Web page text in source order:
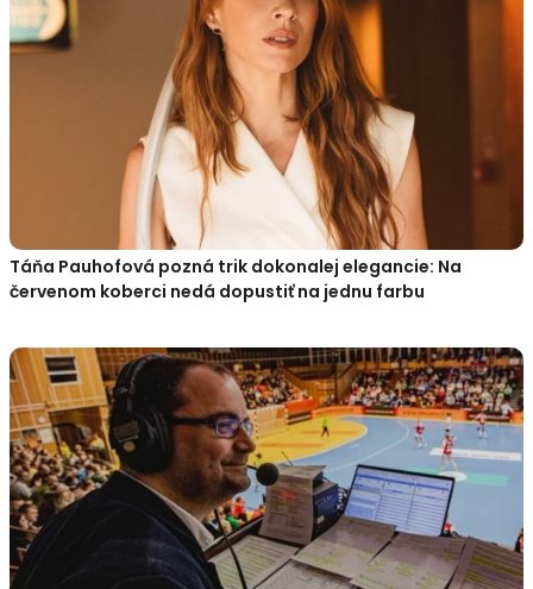
Táňa Pauhofová pozná trik dokonalej elegancie: Na
červenom koberci nedá dopustiť na jednu farbu